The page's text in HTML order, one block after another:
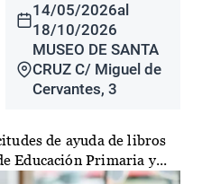
14/05/2026al
18/10/2026
MUSEO DE SANTA
CRUZ C/ Miguel de
Cervantes, 3
de ayuda de libros
Educación Primaria y...